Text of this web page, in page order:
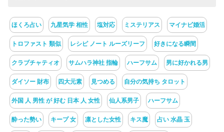
ほくろ占い 九星気学 相性 塩対応 ミステリアス マイナビ婚活
トロファスト 類似 レシピ ノート ルーズリーフ 好きになる瞬間
クラブチャティオ サムハラ神社 指輪 ハーフサム 男に好かれる男
ダイソー 財布 四大元素 見つめる 自分の気持ち タロット
外国 人 男性 が 好む 日本 人 女性 仙人系男子 ハーフサム
酔った勢い キープ 女 凛とした女性 キス魔 占い 水晶 玉